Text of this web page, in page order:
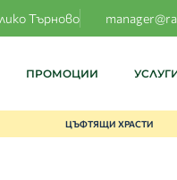
Търново
ПРОМОЦИИ
ЦЪФТЯЩИ ХРАСТИ